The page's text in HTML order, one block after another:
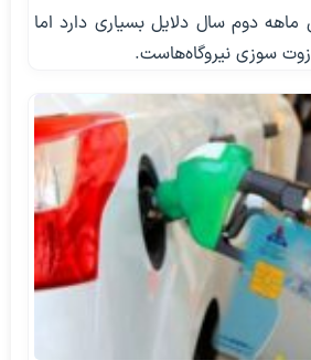
دوم سال دلایل بسیاری دارد اما
سوزی نیروگاه‌هاست.